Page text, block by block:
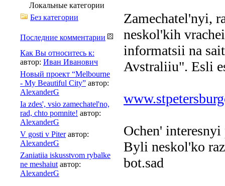
Zamechatel'nyi,
neskol'kih
informatsii na
Avstraliiu". Esli
Ochen'
Byli neskol'ko
bot.sad
Локальные категории
Без категории
Последние комментарии
Как Вы относитесь к:
автор: Иван Иванович
Новый проект “Melbourne
- My Beautiful City” автор:
AlexanderG
Ia zdes', vsio zamechatel'no,
rad, chto pomnite! автор:
AlexanderG
V gosti v Piter автор:
AlexanderG
Zaniatiia iskusstvom rybalke
ne meshaiut автор:
AlexanderG